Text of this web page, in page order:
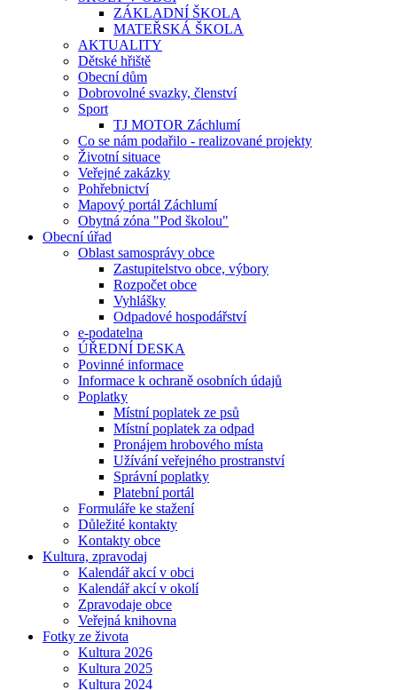
ZÁKLADNÍ ŠKOLA
MATEŘSKÁ ŠKOLA
AKTUALITY
Dětské hřiště
Obecní dům
Dobrovolné svazky, členství
Sport
TJ MOTOR Záchlumí
Co se nám podařilo - realizované projekty
Životní situace
Veřejné zakázky
Pohřebnictví
Mapový portál Záchlumí
Obytná zóna "Pod školou"
Obecní úřad
Oblast samosprávy obce
Zastupitelstvo obce, výbory
Rozpočet obce
Vyhlášky
Odpadové hospodářství
e-podatelna
ÚŘEDNÍ DESKA
Povinné informace
Informace k ochraně osobních údajů
Poplatky
Místní poplatek ze psů
Místní poplatek za odpad
Pronájem hrobového místa
Užívání veřejného prostranství
Správní poplatky
Platební portál
Formuláře ke stažení
Důležité kontakty
Kontakty obce
Kultura, zpravodaj
Kalendář akcí v obci
Kalendář akcí v okolí
Zpravodaje obce
Veřejná knihovna
Fotky ze života
Kultura 2026
Kultura 2025
Kultura 2024